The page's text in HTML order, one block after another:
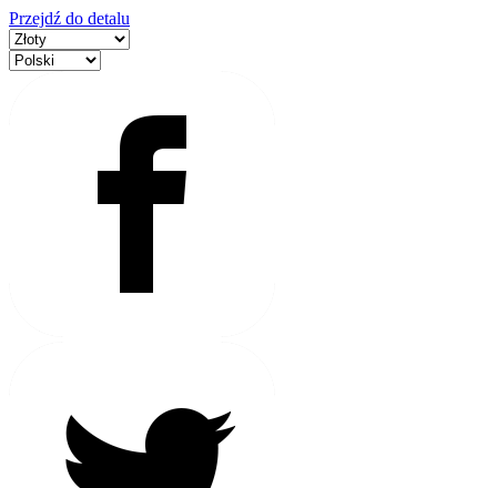
Przejdź do detalu